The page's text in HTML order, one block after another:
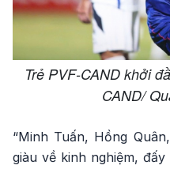
Trẻ PVF-CAND khởi
CAND/
“Minh Tuấn, Hồng
giàu về kinh nghiệm,